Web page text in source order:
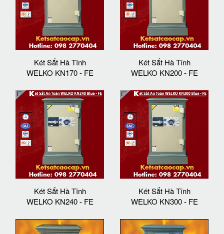
Két Sắt Hà Tĩnh
WELKO KN170 - FE
Két Sắt Hà Tĩnh
WELKO KN200 - FE
Két Sắt Hà Tĩnh
WELKO KN240 - FE
Két Sắt Hà Tĩnh
WELKO KN300 - FE